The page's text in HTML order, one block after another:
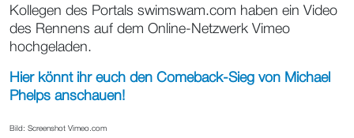
Kollegen des Portals swimswam.com haben ein Video
des Rennens auf dem Online-Netzwerk Vimeo
hochgeladen.
Hier könnt ihr euch den Comeback-Sieg von Michael
Phelps anschauen!
Bild: Screenshot Vimeo.com